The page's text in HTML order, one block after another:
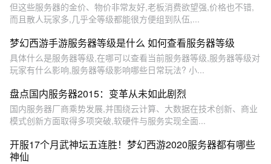
但这些服务器的金价、物价非常友好,老板消费欲望强,价格也不错,
而且散人玩家多,几乎全等级都能很方便组到队伍,...
梦幻西游手游服务器等级是什么 如何查看服务器等级
具体什么是服务器等级,在哪可以查看当前服务器等级,服务器等级对
玩家有什么影响,服务器等级影响哪些日常玩法? 小...
盘点国内服务器2015：变革从未如此剧烈
国内服务器厂商乘势发展,并围绕云计算、大数据在技术创新、商业
模式创新方面取得多项突破,软硬件与服务实现全面...
开服17个月武神坛五连胜！梦幻西游2020服务器都有哪些
神仙